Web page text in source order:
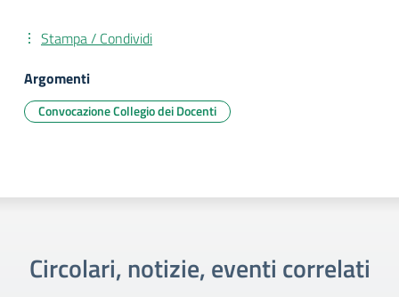
Stampa / Condividi
Argomenti
Convocazione Collegio dei Docenti
Circolari, notizie, eventi correlati